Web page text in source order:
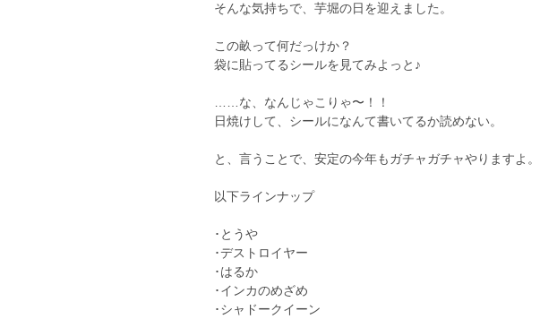
そんな気持ちで、芋堀の日を迎えました。
この畝って何だっけか？
袋に貼ってるシールを見てみよっと♪
……な、なんじゃこりゃ〜！！
日焼けして、シールになんて書いてるか読めない。
と、言うことで、安定の今年もガチャガチャやりますよ。
以下ラインナップ
･とうや
･デストロイヤー
･はるか
･インカのめざめ
･シャドークイーン